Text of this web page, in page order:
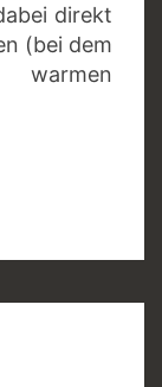
direkt
(bei dem